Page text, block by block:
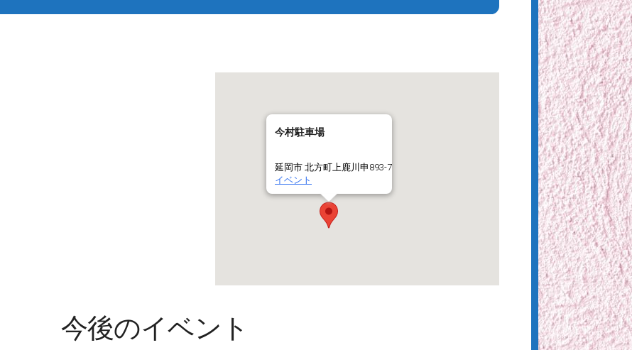
今村駐車場
延岡市 北方町上鹿川申893-7
イベント
今後のイベント